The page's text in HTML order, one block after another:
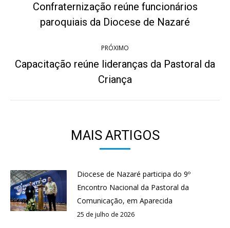
post:
Post
anterior:
Confraternização reúne funcionários
paroquiais da Diocese de Nazaré
PRÓXIMO
Próximo
post:
Capacitação reúne lideranças da Pastoral da
Criança
MAIS ARTIGOS
Diocese de Nazaré participa do 9º
Encontro Nacional da Pastoral da
Comunicação, em Aparecida
25 de julho de 2026